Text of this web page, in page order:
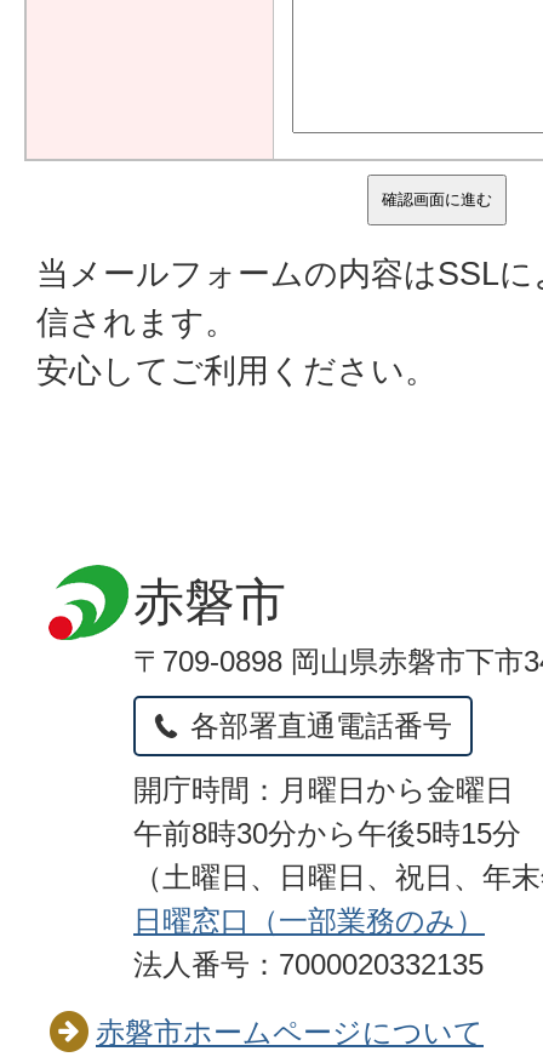
当メールフォームの内容はSSL
信されます。
安心してご利用ください。
赤磐市
〒709-0898 岡山県赤磐市下市
各部署直通電話番号
開庁時間：月曜日から金曜日
午前8時30分から午後5時15分
（土曜日、日曜日、祝日、年
日曜窓口（一部業務のみ）
法人番号：7000020332135
赤磐市ホームページについて